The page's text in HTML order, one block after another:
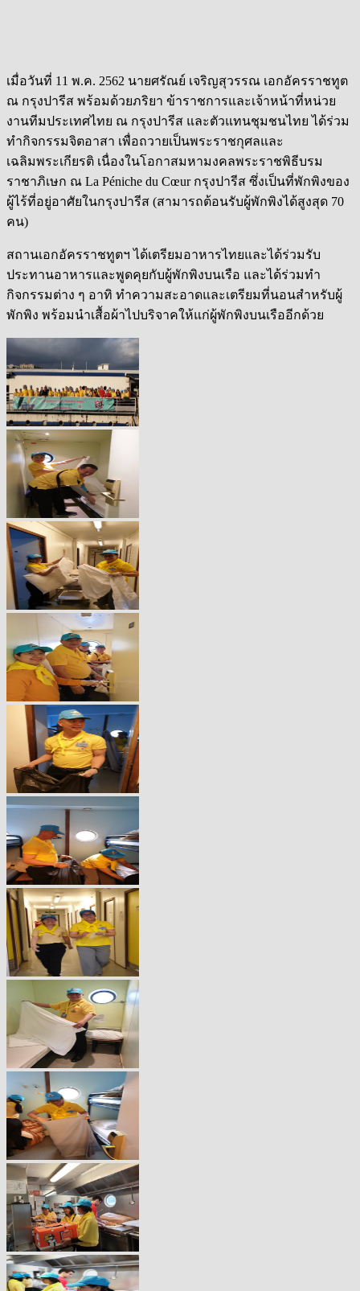
เมื่อวันที่ 11 พ.ค. 2562 นายศรัณย์ เจริญสุวรรณ เอกอัครราชทูต
ณ กรุงปารีส พร้อมด้วยภริยา ข้าราชการและเจ้าหน้าที่หน่วย
งานทีมประเทศไทย ณ กรุงปารีส และตัวแทนชุมชนไทย ได้ร่วม
ทำกิจกรรมจิตอาสา เพื่อถวายเป็นพระราชกุศลและ
เฉลิมพระเกียรติ เนื่องในโอกาสมหามงคลพระราชพิธีบรม
ราชาภิเษก ณ La Péniche du Cœur กรุงปารีส ซึ่งเป็นที่พักพิงของ
ผู้ไร้ที่อยู่อาศัยในกรุงปารีส (สามารถต้อนรับผู้พักพิงได้สูงสุด 70
คน)
สถานเอกอัครราชทูตฯ ได้เตรียมอาหารไทยและได้ร่วมรับ
ประทานอาหารและพูดคุยกับผู้พักพิงบนเรือ และได้ร่วมทำ
กิจกรรมต่าง ๆ อาทิ ทำความสะอาดและเตรียมที่นอนสำหรับผู้
พักพิง พร้อมนำเสื้อผ้าไปบริจาคให้แก่ผู้พักพิงบนเรืออีกด้วย